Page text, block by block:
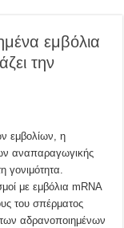
εμβόλια
την
εμβολίων, η
αναπαραγωγικής
γονιμότητα.
με εμβόλια mRNA
του σπέρματος
αδρανοποιημένων